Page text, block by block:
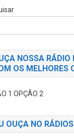
NOSSA RÁDIO
OS MELHORES
1OPÇÃO 2
OUÇA NO